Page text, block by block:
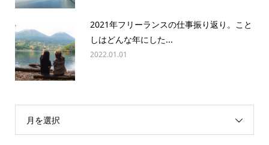
2021年フリーランスの仕事振り返り。こと
しはどんな年にした...
2022.01.01
月を選択